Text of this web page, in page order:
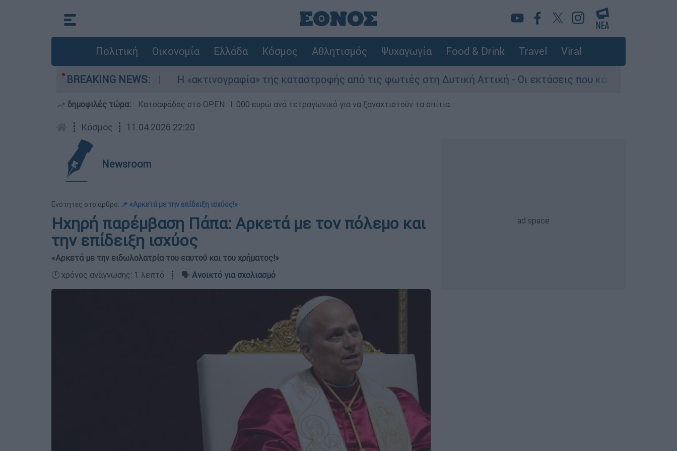
Πολιτική Οικονομία Ελλάδα Κόσμος Αθλητισμός Ψυχαγωγία Food & Drink Travel Viral
BREAKING NEWS:
τρία αεροσκάφη Η «ακτινογραφία» της καταστροφής από τις φωτιές στη Δυτική Αττική - Οι εκτάσεις που κάηκαν και η επόμενη μέρα
δημοφιλές τώρα: Κατσαφάδος στο OPEN: 1.000 ευρώ ανά τετραγωνικό για να ξαναχτιστούν τα σπίτια
┋ Κόσμος ┋ 11.04.2026 22:20
Newsroom
Ενότητες στο άρθρο: 📌 «Αρκετά με την επίδειξη ισχύος!»
Ηχηρή παρέμβαση Πάπα: Αρκετά με τον πόλεμο και
την επίδειξη ισχύος
«Αρκετά με την ειδωλολατρία του εαυτού και του χρήματος!»
🕛 χρόνος ανάγνωσης: 1 λεπτό ┋ 🗣️ Ανοικτό για σχολιασμό